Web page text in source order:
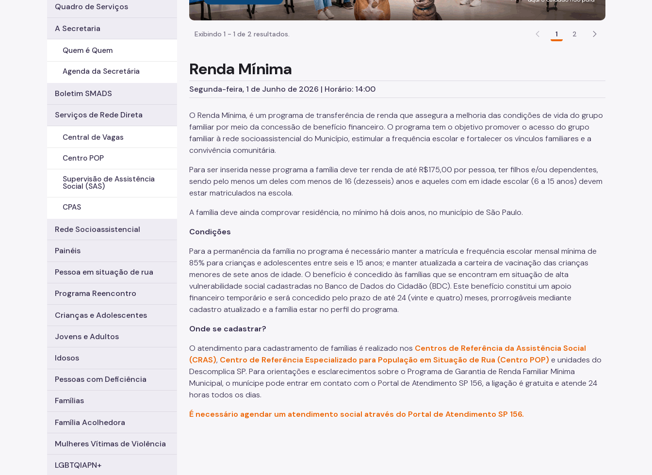
Quadro de Serviços
A Secretaria
Quem é Quem
Agenda da Secretária
Boletim SMADS
Serviços de Rede Direta
Central de Vagas
Centro POP
Supervisão de Assistência
Social (SAS)
CPAS
Rede Socioassistencial
Painéis
Pessoa em situação de rua
Programa Reencontro
Crianças e Adolescentes
Jovens e Adultos
Idosos
Pessoas com Deficiência
Famílias
Família Acolhedora
Mulheres Vítimas de Violência
LGBTQIAPN+
Exibindo 1 - 1 de 2 resultados. 1 2
Renda Mínima
Segunda-feira, 1 de Junho de 2026 | Horário: 14:00
O Renda Mínima, é um programa de transferência de renda que assegura a melhoria das condições de vida do grupo
familiar por meio da concessão de benefício financeiro. O programa tem o objetivo promover o acesso do grupo
familiar à rede socioassistencial do Município, estimular a frequência escolar e fortalecer os vínculos familiares e a
convivência comunitária.
Para ser inserida nesse programa a família deve ter renda de até R$175,00 por pessoa, ter filhos e/ou dependentes,
sendo pelo menos um deles com menos de 16 (dezesseis) anos e aqueles com em idade escolar (6 a 15 anos) devem
estar matriculados na escola.
A família deve ainda comprovar residência, no mínimo há dois anos, no município de São Paulo.
Condições
Para a permanência da família no programa é necessário manter a matrícula e frequência escolar mensal mínima de
85% para crianças e adolescentes entre seis e 15 anos; e manter atualizada a carteira de vacinação das crianças
menores de sete anos de idade. O benefício é concedido às famílias que se encontram em situação de alta
vulnerabilidade social cadastradas no Banco de Dados do Cidadão (BDC). Este benefício constitui um apoio
financeiro temporário e será concedido pelo prazo de até 24 (vinte e quatro) meses, prorrogáveis mediante
cadastro atualizado e a família estar no perfil do programa.
Onde se cadastrar?
O atendimento para cadastramento de famílias é realizado nos Centros de Referência da Assistência Social
(CRAS), Centro de Referência Especializado para População em Situação de Rua (Centro POP) e unidades do
Descomplica SP. Para orientações e esclarecimentos sobre o Programa de Garantia de Renda Familiar Mínima
Municipal, o munícipe pode entrar em contato com o Portal de Atendimento SP 156, a ligação é gratuita e atende 24
horas todos os dias.
É necessário agendar um atendimento social através do Portal de Atendimento SP 156.